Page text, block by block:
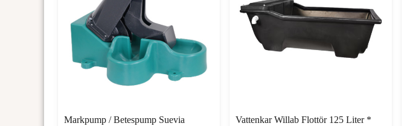
Markpump / Betespump Suevia
Vattenkar Willab Flottör 125 Liter *